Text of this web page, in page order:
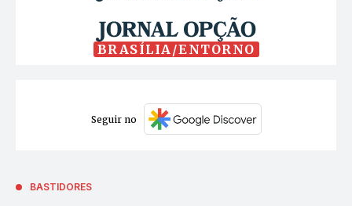
BRASÍLIA/ENTORNO
Seguir no
BASTIDORES